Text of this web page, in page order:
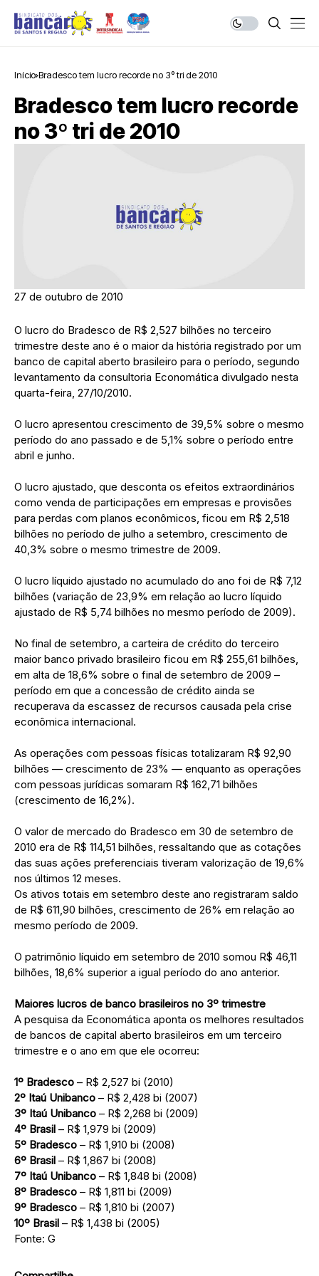
Início Bradesco tem lucro recorde no 3º tri de 2010
Bradesco tem lucro recorde
no 3º tri de 2010
27 de outubro de 2010
O lucro do Bradesco de R$ 2,527 bilhões no terceiro
trimestre deste ano é o maior da história registrado por um
banco de capital aberto brasileiro para o período, segundo
levantamento da consultoria Economática divulgado nesta
quarta-feira, 27/10/2010.
O lucro apresentou crescimento de 39,5% sobre o mesmo
período do ano passado e de 5,1% sobre o período entre
abril e junho.
O lucro ajustado, que desconta os efeitos extraordinários
como venda de participações em empresas e provisões
para perdas com planos econômicos, ficou em R$ 2,518
bilhões no período de julho a setembro, crescimento de
40,3% sobre o mesmo trimestre de 2009.
O lucro líquido ajustado no acumulado do ano foi de R$ 7,12
bilhões (variação de 23,9% em relação ao lucro líquido
ajustado de R$ 5,74 bilhões no mesmo período de 2009).
No final de setembro, a carteira de crédito do terceiro
maior banco privado brasileiro ficou em R$ 255,61 bilhões,
em alta de 18,6% sobre o final de setembro de 2009 –
período em que a concessão de crédito ainda se
recuperava da escassez de recursos causada pela crise
econômica internacional.
As operações com pessoas físicas totalizaram R$ 92,90
bilhões — crescimento de 23% — enquanto as operações
com pessoas jurídicas somaram R$ 162,71 bilhões
(crescimento de 16,2%).
O valor de mercado do Bradesco em 30 de setembro de
2010 era de R$ 114,51 bilhões, ressaltando que as cotações
das suas ações preferenciais tiveram valorização de 19,6%
nos últimos 12 meses.
Os ativos totais em setembro deste ano registraram saldo
de R$ 611,90 bilhões, crescimento de 26% em relação ao
mesmo período de 2009.
O patrimônio líquido em setembro de 2010 somou R$ 46,11
bilhões, 18,6% superior a igual período do ano anterior.
Maiores lucros de banco brasileiros no 3º trimestre
A pesquisa da Economática aponta os melhores resultados
de bancos de capital aberto brasileiros em um terceiro
trimestre e o ano em que ele ocorreu:
1º Bradesco – R$ 2,527 bi (2010)
2º Itaú Unibanco – R$ 2,428 bi (2007)
3º Itaú Unibanco – R$ 2,268 bi (2009)
4º Brasil – R$ 1,979 bi (2009)
5º Bradesco – R$ 1,910 bi (2008)
6º Brasil – R$ 1,867 bi (2008)
7º Itaú Unibanco – R$ 1,848 bi (2008)
8º Bradesco – R$ 1,811 bi (2009)
9º Bradesco – R$ 1,810 bi (2007)
10º Brasil – R$ 1,438 bi (2005)
Fonte: G